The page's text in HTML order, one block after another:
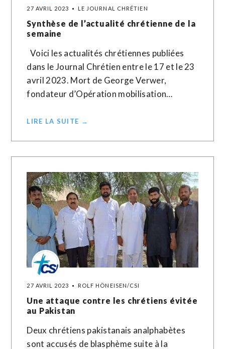
27 AVRIL 2023 LE JOURNAL CHRÉTIEN
Synthèse de l’actualité chrétienne de la
semaine
Voici les actualités chrétiennes publiées
dans le Journal Chrétien entre le 17 et le 23
avril 2023. Mort de George Verwer,
fondateur d’Opération mobilisation…
LIRE LA SUITE →
27 AVRIL 2023 ROLF HÖNEISEN/CSI
Une attaque contre les chrétiens évitée
au Pakistan
Deux chrétiens pakistanais analphabètes
sont accusés de blasphème suite à la